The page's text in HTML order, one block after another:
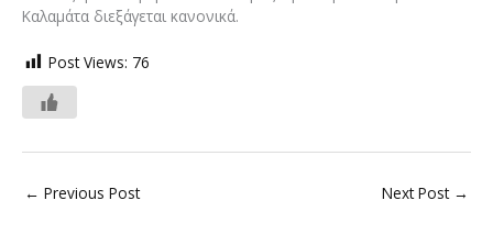
Καλαμάτα διεξάγεται κανονικά.
Post Views: 76
← Previous Post Next Post →